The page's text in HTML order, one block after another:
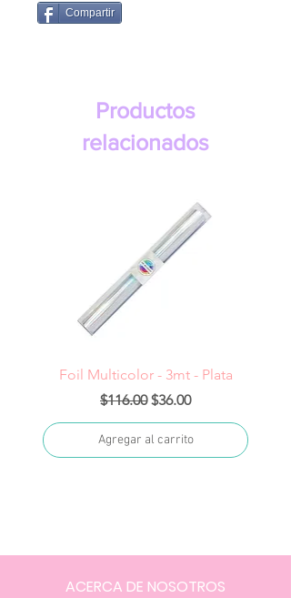
Compartir
Productos
relacionados
Foil Multicolor - 3mt - Plata
Precio
$116.00 Precio de oferta
$36.00
Agregar al carrito
ACERCA DE NOSOTROS